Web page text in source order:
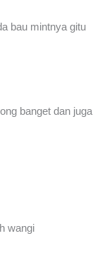
bau mintnya gitu
banget dan juga